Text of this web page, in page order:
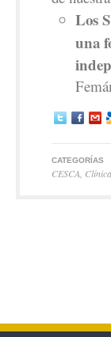
Los
una
CATEGORÍAS
CESCA Clínica